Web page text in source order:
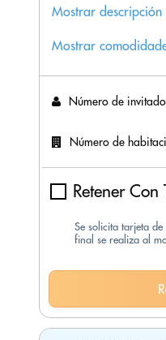
Mostrar descripción
Mostrar
Número de
Número de
Retener Con
Se solicita tarjeta
final se realiza al